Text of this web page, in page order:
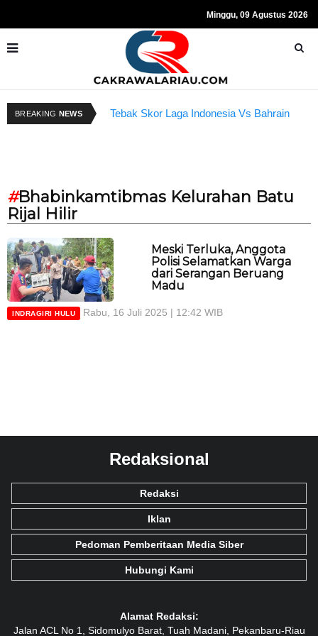
Minggu, 09 Agustus 2026
BREAKING NEWS Tebak Skor Laga Indonesia Vs Bahrain
Kapolda Riau dan Istri Bantu Ringankan
#Bhabinkamtibmas Kelurahan Batu
Rijal Hilir
Meski Terluka, Anggota
Polisi Selamatkan Warga
dari Serangan Beruang
Madu
INDRAGIRI HULU Rabu, 16 Juli 2025 | 12:42 WIB
Redaksional
Redaksi
Iklan
Pedoman Pemberitaan Media Siber
Hubungi Kami
Alamat Redaksi:
Jalan ACL No 1, Sidomulyo Barat, Tuah Madani, Pekanbaru-Riau